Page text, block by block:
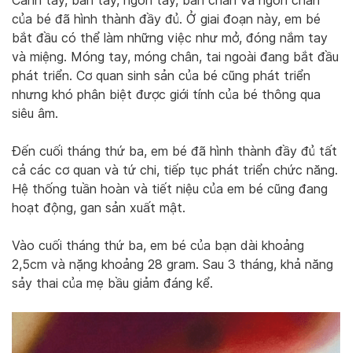
của bé đã hình thành đầy đủ. Ở giai đoạn này, em bé
bắt đầu có thể làm những việc như mở, đóng nắm tay
và miệng. Móng tay, móng chân, tai ngoài đang bắt đầu
phát triển. Cơ quan sinh sản của bé cũng phát triển
nhưng khó phân biệt được giới tính của bé thông qua
siêu âm.
Đến cuối tháng thứ ba, em bé đã hình thành đầy đủ tất
cả các cơ quan và tứ chi, tiếp tục phát triển chức năng.
Hệ thống tuần hoàn và tiết niệu của em bé cũng đang
hoạt động, gan sản xuất mật.
Vào cuối tháng thứ ba, em bé của bạn dài khoảng
2,5cm và nặng khoảng 28 gram. Sau 3 tháng, khả năng
sảy thai của mẹ bầu giảm đáng kể.